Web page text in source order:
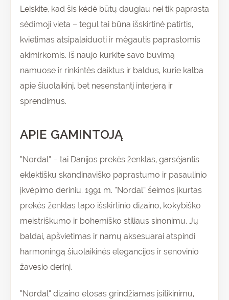
Leiskite, kad šis kėdė būtų daugiau nei tik paprasta
sėdimoji vieta – tegul tai būna išskirtinė patirtis,
kvietimas atsipalaiduoti ir mėgautis paprastomis
akimirkomis. Iš naujo kurkite savo buvimą
namuose ir rinkintės daiktus ir baldus, kurie kalba
apie šiuolaikinį, bet nesenstantį interjerą ir
sprendimus.
APIE GAMINTOJĄ
“Nordal” – tai Danijos prekės ženklas, garsėjantis
eklektišku skandinaviško paprastumo ir pasaulinio
įkvėpimo deriniu. 1991 m. “Nordal” šeimos įkurtas
prekės ženklas tapo išskirtinio dizaino, kokybiško
meistriškumo ir bohemiško stiliaus sinonimu. Jų
baldai, apšvietimas ir namų aksesuarai atspindi
harmoningą šiuolaikinės elegancijos ir senovinio
žavesio derinį.
“Nordal” dizaino etosas grindžiamas įsitikinimu,